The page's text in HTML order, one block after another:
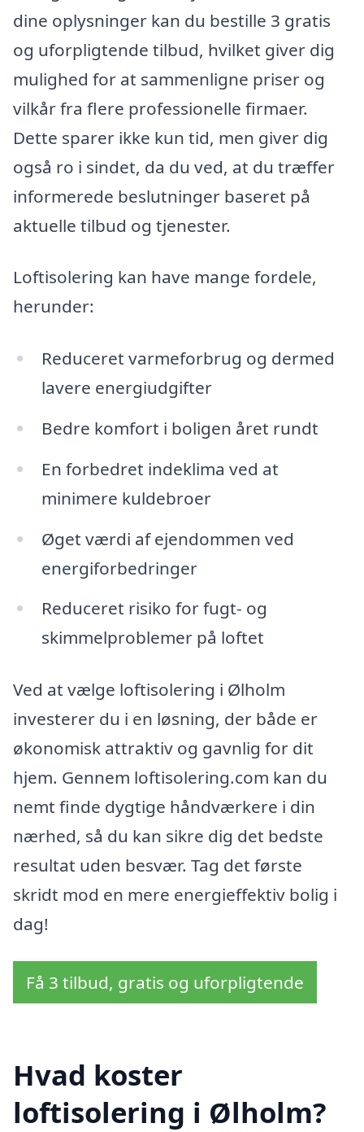
dine oplysninger kan du bestille 3 gratis
og uforpligtende tilbud, hvilket giver dig
mulighed for at sammenligne priser og
vilkår fra flere professionelle firmaer.
Dette sparer ikke kun tid, men giver dig
også ro i sindet, da du ved, at du træffer
informerede beslutninger baseret på
aktuelle tilbud og tjenester.
Loftisolering kan have mange fordele,
herunder:
Reduceret varmeforbrug og dermed
lavere energiudgifter
Bedre komfort i boligen året rundt
En forbedret indeklima ved at
minimere kuldebroer
Øget værdi af ejendommen ved
energiforbedringer
Reduceret risiko for fugt- og
skimmelproblemer på loftet
Ved at vælge loftisolering i Ølholm
investerer du i en løsning, der både er
økonomisk attraktiv og gavnlig for dit
hjem. Gennem loftisolering.com kan du
nemt finde dygtige håndværkere i din
nærhed, så du kan sikre dig det bedste
resultat uden besvær. Tag det første
skridt mod en mere energieffektiv bolig i
dag!
Få 3 tilbud, gratis og uforpligtende
Hvad koster
loftisolering i Ølholm?